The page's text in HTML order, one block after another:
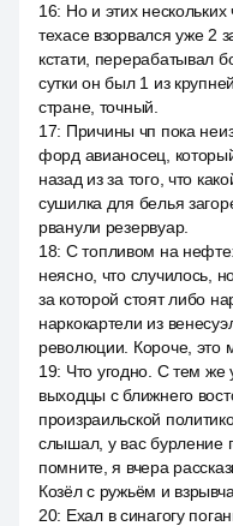
16: Но и этих нескольких
техасе взорвался уже 2
кстати, перерабатывал
сутки он был 1 из
стране, точный.
17: Причины чп пока
форд авианосец,
назад из за того, что
сушилка для белья
рванули резервуар.
18: С топливом на
неясно, что случилось,
за которой стоят либо
наркокартели из
революции. Короче, это
19: Что угодно. С тем же
выходцы с ближнего
произраильской
слышал, у вас бурление
помните, я вчера
Козёл с ружьём и
20: Ехал в синагогу